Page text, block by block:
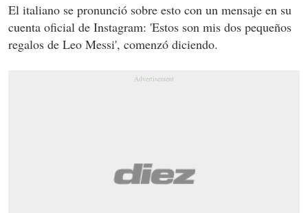
El italiano se pronunció sobre esto con un mensaje en su
cuenta oficial de Instagram: 'Estos son mis dos pequeños
regalos de Leo Messi', comenzó diciendo.